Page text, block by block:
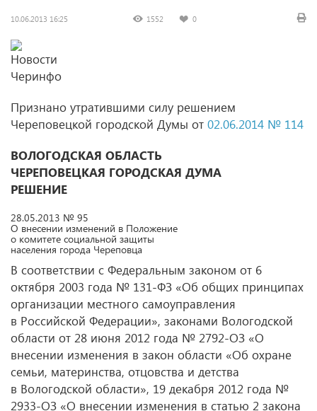
10.06.2013 16:25 1552 0
Признано утратившими силу решением
Череповецкой городской Думы от 02.06.2014 № 114
ВОЛОГОДСКАЯ ОБЛАСТЬ
ЧЕРЕПОВЕЦКАЯ ГОРОДСКАЯ ДУМА
РЕШЕНИЕ
28.05.2013 № 95
О внесении изменений в Положение
о комитете социальной защиты
населения города Череповца
В соответствии с Федеральным законом от 6
октября 2003 года № 131-ФЗ «Об общих принципах
организации местного самоуправления
в Российской Федерации», законами Вологодской
области от 28 июня 2012 года № 2792-ОЗ «О
внесении изменения в закон области «Об охране
семьи, материнства, отцовства и детства
в Вологодской области», 19 декабря 2012 года №
2933-ОЗ «О внесении изменения в статью 2 закона